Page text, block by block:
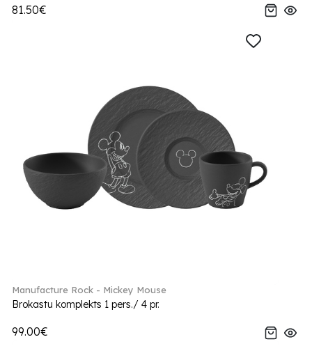
81.50€
Manufacture Rock - Mickey Mouse
Brokastu komplekts 1 pers./ 4 pr.
99.00€